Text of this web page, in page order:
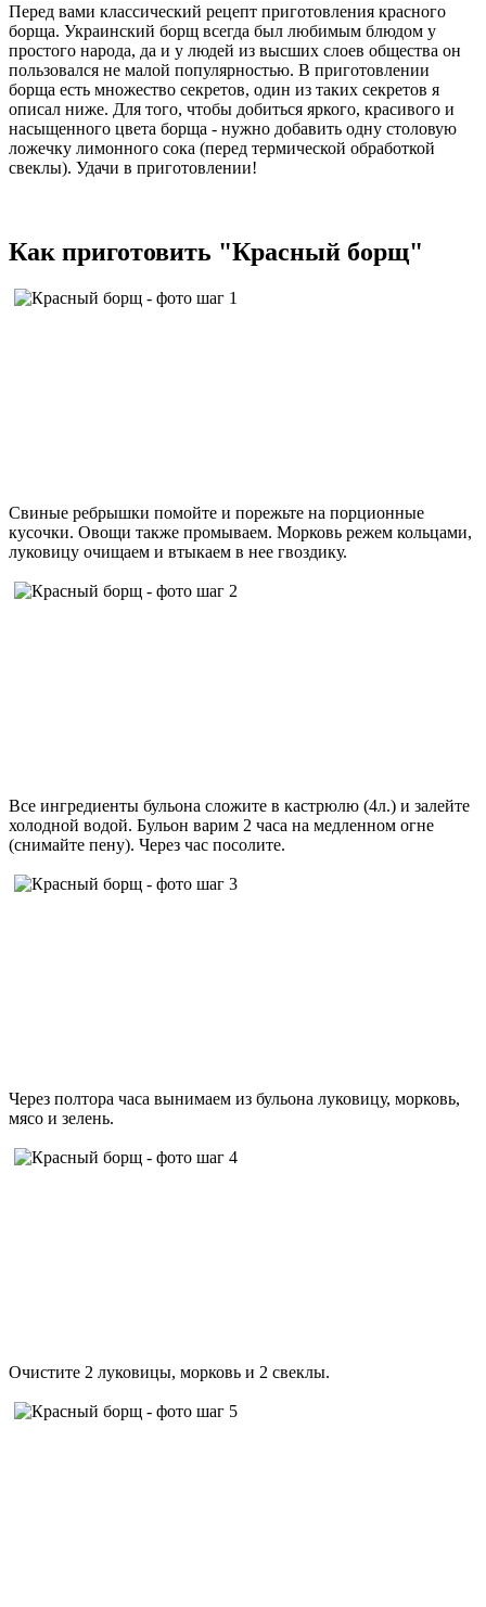
Перед вами классический рецепт приготовления красного
борща. Украинский борщ всегда был любимым блюдом у
простого народа, да и у людей из высших слоев общества он
пользовался не малой популярностью. В приготовлении
борща есть множество секретов, один из таких секретов я
описал ниже. Для того, чтобы добиться яркого, красивого и
насыщенного цвета борща - нужно добавить одну столовую
ложечку лимонного сока (перед термической обработкой
свеклы). Удачи в приготовлении!
Как приготовить "Красный борщ"
Свиные ребрышки помойте и порежьте на порционные
кусочки. Овощи также промываем. Морковь режем кольцами,
луковицу очищаем и втыкаем в нее гвоздику.
Все ингредиенты бульона сложите в кастрюлю (4л.) и залейте
холодной водой. Бульон варим 2 часа на медленном огне
(снимайте пену). Через час посолите.
Через полтора часа вынимаем из бульона луковицу, морковь,
мясо и зелень.
Очистите 2 луковицы, морковь и 2 свеклы.